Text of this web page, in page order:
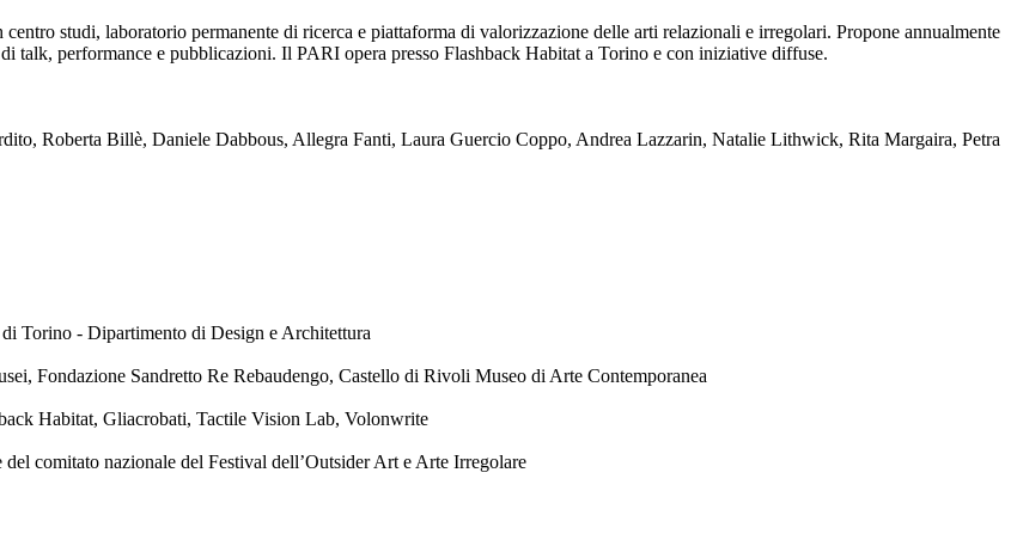
studi, laboratorio permanente di ricerca e piattaforma di valorizzazione delle arti relazionali e irregolari. Propone annualmente
talk, performance e pubblicazioni. Il PARI opera presso Flashback Habitat a Torino e con iniziative diffuse.
Roberta Billè, Daniele Dabbous, Allegra Fanti, Laura Guercio Coppo, Andrea Lazzarin, Natalie Lithwick, Rita Margaira, Petra
Torino - Dipartimento di Design e Architettura
Fondazione Sandretto Re Rebaudengo, Castello di Rivoli Museo di Arte Contemporanea
Habitat, Gliacrobati, Tactile Vision Lab, Volonwrite
comitato nazionale del Festival dell’Outsider Art e Arte Irregolare